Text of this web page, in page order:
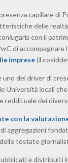
presenza capillare
delle
con il
di
imprese(il
dei driver di
Università locali
reddituale dei
con la
di aggregazioni
testate
e distribuiti